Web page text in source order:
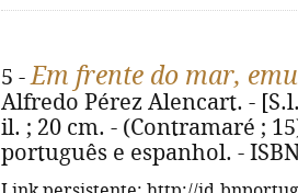
5 -Em frente do mar,
Alfredo Pérez Alencart. -
il. ; 20 cm. - (Contramaré ;
português e espanhol. -